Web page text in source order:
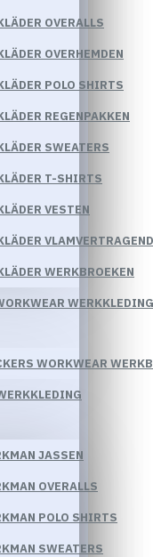
OVERALLS
OVERHEMDEN
POLO SHIRTS
REGENPAKKEN
SWEATERS
T-SHIRTS
VESTEN
WERKBROEKEN
WERKKLEDING
WORKWEAR
JASSEN
OVERALLS
POLO SHIRTS
SWEATERS